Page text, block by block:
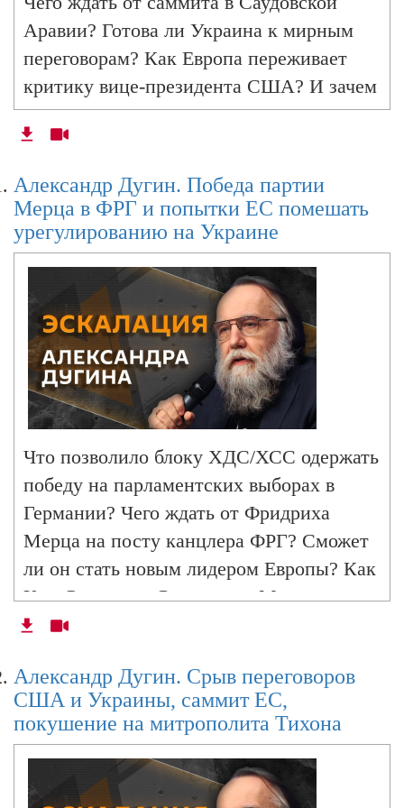
Европы
Александр Дугин. Разногласия США и ЕС по
Александр Дугин. ЕАЭС в многополярном
мире, позиции Трампа и дело Эпштейна
Александр Дугин. Переговоры в США,
амбиции Вэнса, достижения ИИ
Александр Дугин. Большая война
неизбежна?
Александр Дугин. Кризис НАТО, протесты в
Александр Дугин. Развал Запада из-за
Гренландии и
Александр Дугин. Перспективы переговоров
в Абу-Даби, притязания Трампа и
независимая Индия
Александр Дугин. Моральный конец Запада,
Аравии? Готова ли Украина к мирным
переговорам? Как Европа переживает
критику вице-президента США? И зачем
Эммануэль Макрон созывает экстренный
саммит лидеров ЕС? Анализ главных
Александра Дугина" в эфире радио
Sputnik.
Александр Дугин. Победа партии
Мерца в ФРГ и попытки ЕС помешать
урегулированию на Украине
Что позволило блоку ХДС/ХСС одержать
победу на парламентских выборах в
Германии? Чего ждать от Фридриха
Мерца на посту канцлера ФРГ? Сможет
ли он стать новым лидером Европы? Как
Кир Стармер и Эммануэль Макрон
пытаются помешать урегулированию
Вашингтон склонить Киев..
Александр Дугин. Срыв переговоров
США и Украины, саммит ЕС,
покушение на митрополита Тихона